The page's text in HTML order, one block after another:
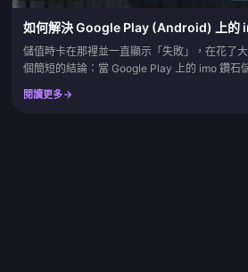
如何解決 Google Play (Android) 上的
儲值時卡在那裡並一直顯示「失敗」，在花了
個簡短的結論：當 Google Play 上的 imo 鑽石
基本上絕不是罪魁禍首。相反地，通常是以下
絕、交易卡在「待處理」狀態、地區或 VPN 不
閱讀更多